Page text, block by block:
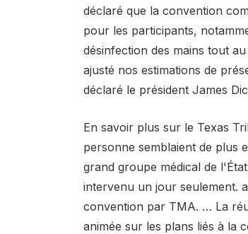
déclaré que la convention
pour les participants,
désinfection des mains tout
ajusté nos estimations de
déclaré le président James
En savoir plus sur le Texas
personne semblaient de plus
grand groupe médical de
intervenu un jour seulement.
convention par TMA. … La
animée sur les plans liés à la